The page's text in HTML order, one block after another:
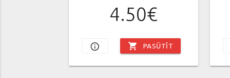
4.50€
info_outline shopping_cart PASŪTĪT